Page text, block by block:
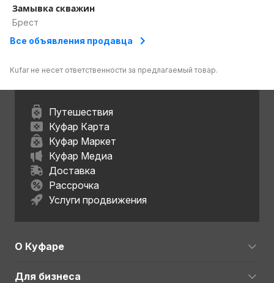
Замывка скважин
Брест
Все объявления продавца
Kufar не несет ответственности за предлагаемый товар.
Путешествия
Куфар Карта
Куфар Маркет
Куфар Медиа
Доставка
Рассрочка
Услуги продвижения
О Куфаре
Для бизнеса